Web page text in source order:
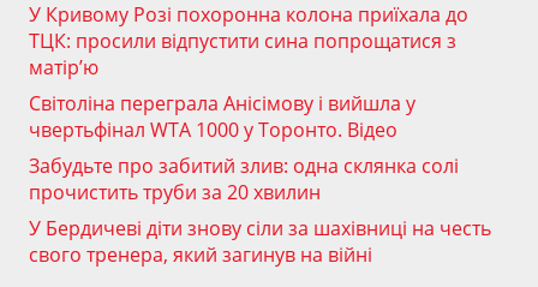
У Кривому Розі похоронна колона приїхала до
ТЦК: просили відпустити сина попрощатися з
матір’ю
Світоліна переграла Анісімову і вийшла у
чвертьфінал WTA 1000 у Торонто. Відео
Забудьте про забитий злив: одна склянка солі
прочистить труби за 20 хвилин
У Бердичеві діти знову сіли за шахівниці на честь
свого тренера, який загинув на війні